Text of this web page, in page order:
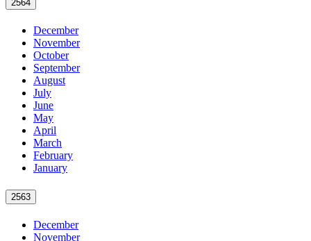
2564
December
November
October
September
August
July
June
May
April
March
February
January
2563
December
November